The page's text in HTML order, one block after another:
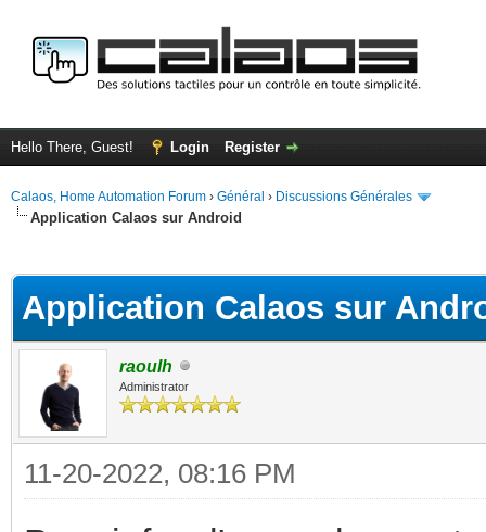
Hello There, Guest! Login Register
Calaos, Home Automation Forum › Général › Discussions Générales
Application Calaos sur Android
Application Calaos sur
raoulh
Administrator
11-20-2022, 08:16 PM